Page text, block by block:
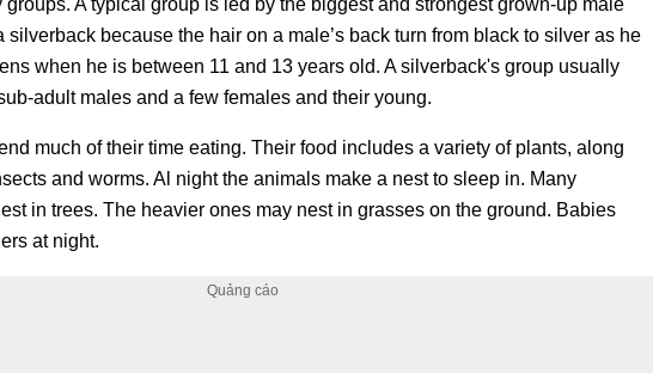
A typical group is led by the biggest and strongest grown-up male
because the hair on a male’s back turn from black to silver as he
when he is between 11 and 13 years old. A silverback's group usually
adult males and a few females and their young.
much of their time eating. Their food includes a variety of plants, along
and worms. Al night the animals make a nest to sleep in. Many
in trees. The heavier ones may nest in grasses on the ground. Babies
at night.